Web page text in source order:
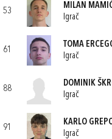
53
MILAN
Igrač
61
TOMA
Igrač
88
DOMINIK
Igrač
91
KARLO
Igrač